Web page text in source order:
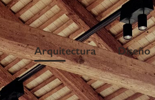
Arquitectura Diseño